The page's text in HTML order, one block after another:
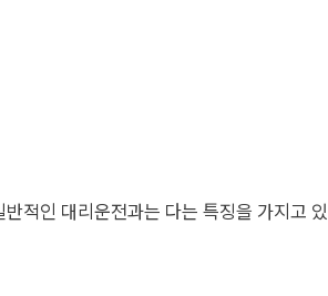
적인 대리운전과는 다는 특징을 가지고 있